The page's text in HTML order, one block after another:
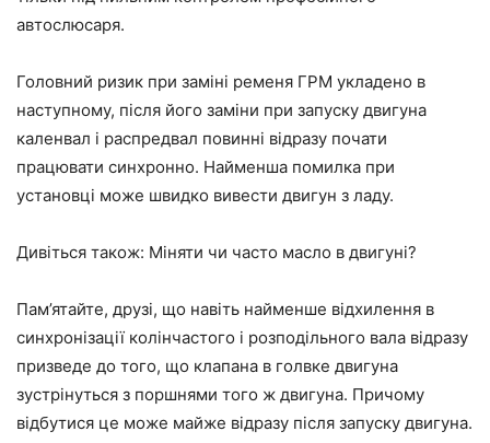
автослюсаря.
Головний ризик при заміні ременя ГРМ укладено в
наступному, після його заміни при запуску двигуна
каленвал і распредвал повинні відразу почати
працювати синхронно. Найменша помилка при
установці може швидко вивести двигун з ладу.
Дивіться також: Міняти чи часто масло в двигуні?
Пам’ятайте, друзі, що навіть найменше відхилення в
синхронізації колінчастого і розподільного вала відразу
призведе до того, що клапана в голвке двигуна
зустрінуться з поршнями того ж двигуна. Причому
відбутися це може майже відразу після запуску двигуна.